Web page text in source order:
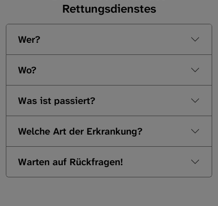
Rettungsdienstes
Wer?
Wo?
Was ist passiert?
Welche Art der Erkrankung?
Warten auf Rückfragen!